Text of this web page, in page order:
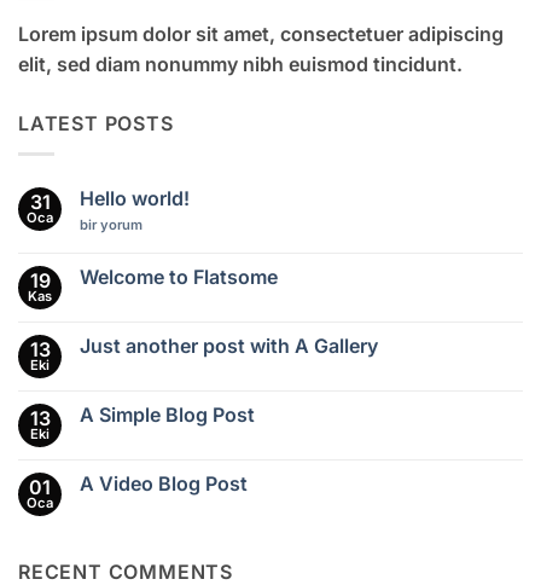
Lorem ipsum dolor sit amet, consectetuer adipiscing
elit, sed diam nonummy nibh euismod tincidunt.
LATEST POSTS
31
Oca
Hello world!
Hello
world!
bir yorum
19
Kas
Welcome to Flatsome
to
13
Eki
Just another post with A Gallery
another
Gallery
13
Eki
A Simple Blog Post
Simple
01
Oca
A Video Blog Post
Blog
RECENT COMMENTS